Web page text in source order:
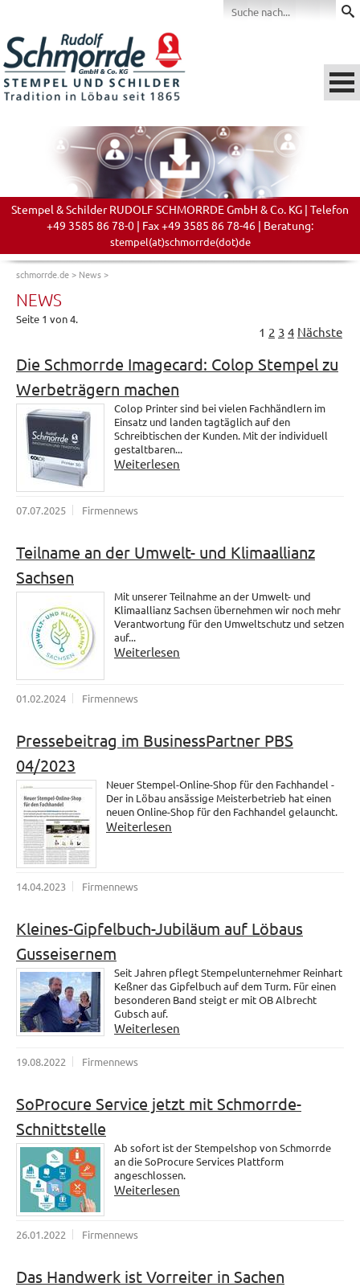
Stempel & Schilder RUDOLF SCHMORRDE GmbH & Co. KG | Telefon
+49 3585 86 78-0 | Fax +49 3585 86 78-46 | Beratung:
stempel(at)schmorrde(dot)de
schmorrde.de> News>
NEWS
Seite 1 von 4.
1 2 3 4 Nächste
Die Schmorrde Imagecard: Colop Stempel zu
Werbeträgern machen
Colop Printer sind bei vielen Fachhändlern im
Einsatz und landen tagtäglich auf den
Schreibtischen der Kunden. Mit der individuell
gestaltbaren...
Weiterlesen
07.07.2025 Firmennews
Teilname an der Umwelt- und Klimaallianz
Sachsen
Mit unserer Teilnahme an der Umwelt- und
Klimaallianz Sachsen übernehmen wir noch mehr
Verantwortung für den Umweltschutz und setzen
auf...
Weiterlesen
01.02.2024 Firmennews
Pressebeitrag im BusinessPartner PBS
04/2023
Neuer Stempel-Online-Shop für den Fachhandel -
Der in Löbau ansässige Meisterbetrieb hat einen
neuen Online-Shop für den Fachhandel gelauncht.
Weiterlesen
14.04.2023 Firmennews
Kleines-Gipfelbuch-Jubiläum auf Löbaus
Gusseisernem
Seit Jahren pflegt Stempelunternehmer Reinhart
Keßner das Gipfelbuch auf dem Turm. Für einen
besonderen Band steigt er mit OB Albrecht
Gubsch auf.
Weiterlesen
19.08.2022 Firmennews
SoProcure Service jetzt mit Schmorrde-
Schnittstelle
Ab sofort ist der Stempelshop von Schmorrde
an die SoProcure Services Plattform
angeschlossen.
Weiterlesen
26.01.2022 Firmennews
Das Handwerk ist Vorreiter in Sachen